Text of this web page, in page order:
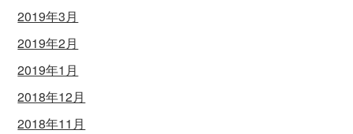
2019年3月
2019年2月
2019年1月
2018年12月
2018年11月